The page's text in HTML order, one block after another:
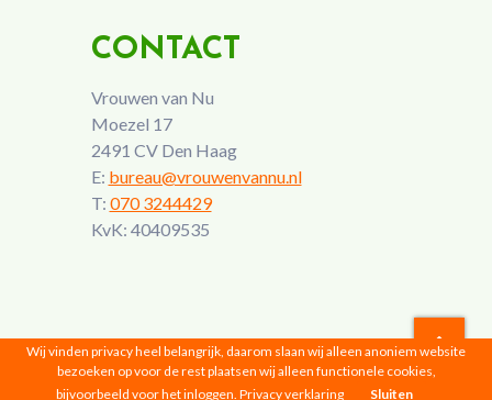
CONTACT
Vrouwen van Nu
Moezel 17
2491 CV Den Haag
E: bureau@vrouwenvannu.nl
T: 070 3244429
KvK: 40409535
Vrouwen van Nu © 2026 |Privacyverklaring
Wij vinden privacy heel belangrijk, daarom slaan wij alleen anoniem website
bezoeken op voor de rest plaatsen wij alleen functionele cookies,
bijvoorbeeld voor het inloggen. Privacy verklaring Sluiten